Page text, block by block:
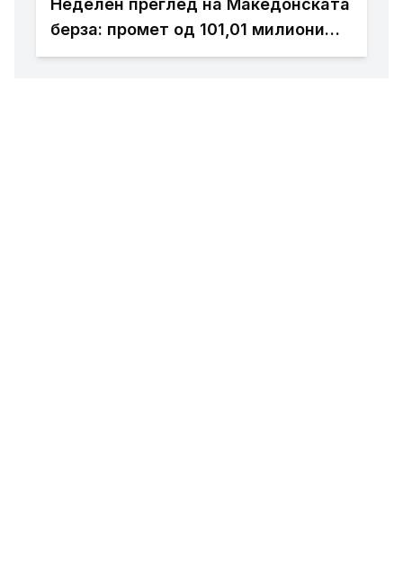
Неделен преглед на Македонската
берза: промет од 101,01 милиони
денари, најтргувани акциите на